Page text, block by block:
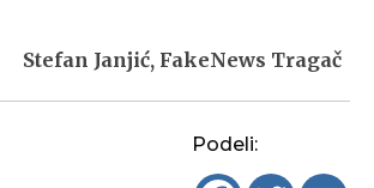
Stefan Janjić, FakeNews Tragač
Podeli: